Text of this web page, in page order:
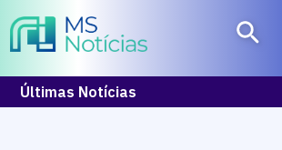
Últimas Notícias